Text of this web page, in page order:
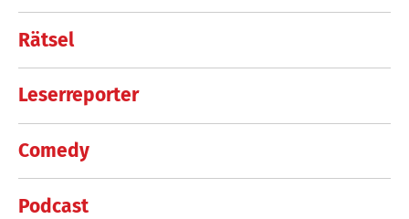
Rätsel
Leserreporter
Comedy
Podcast